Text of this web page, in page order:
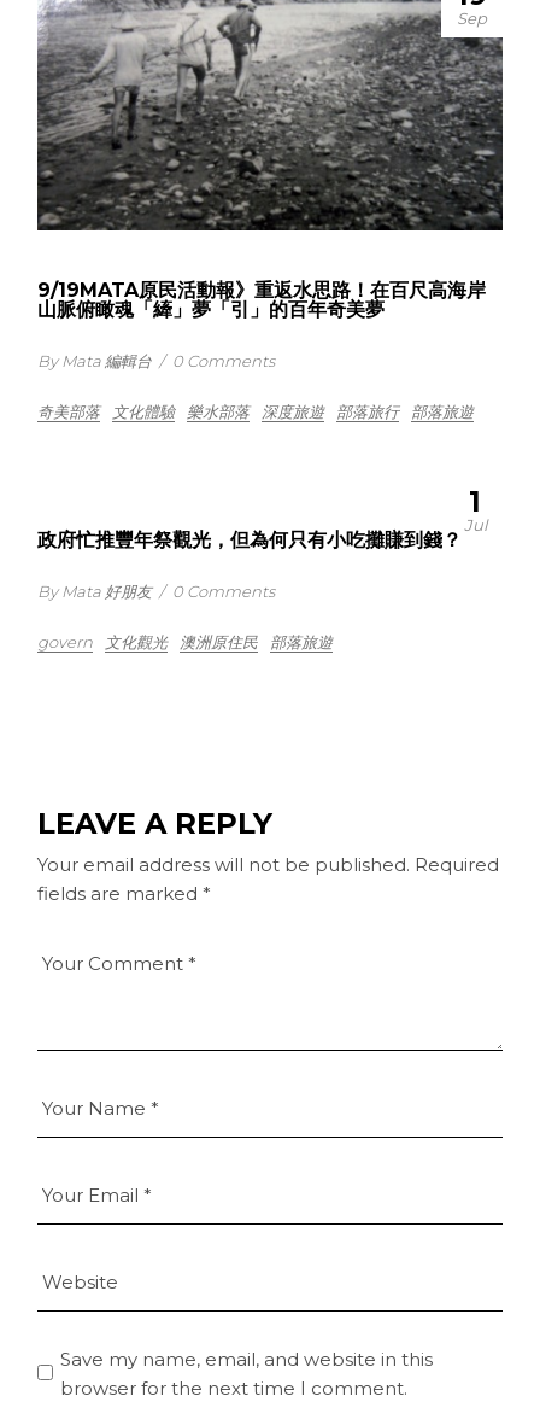
Sep
9/19MATA原民活動報》重返水思路！在百尺高海岸
山脈俯瞰魂「縴」夢「引」的百年奇美夢
By Mata 編輯台 / 0 Comments
奇美部落 文化體驗 樂水部落 深度旅遊 部落旅行 部落旅遊
1
Jul
政府忙推豐年祭觀光，但為何只有小吃攤賺到錢？
By Mata 好朋友 / 0 Comments
govern 文化觀光 澳洲原住民 部落旅遊
LEAVE A REPLY
Your email address will not be published. Required
fields are marked *
Save my name, email, and website in this
browser for the next time I comment.